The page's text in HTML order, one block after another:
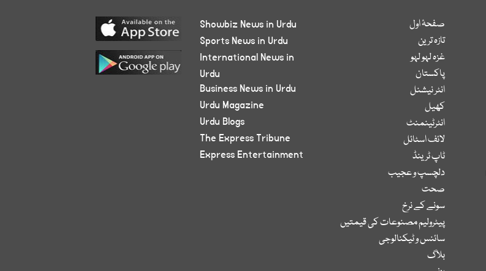
صفحۂ اول
تازہ ترین
غزہ لہو لہو
پاکستان
انٹر نیشنل
کھیل
انٹرٹینمنٹ
لائف اسٹائل
ٹاپ ٹرینڈ
دلچسپ و عجیب
صحت
سونے کے نرخ
پیٹرولیم مصنوعات کی قیمتیں
سائنس و ٹیکنالوجی
بلاگ
Showbiz News in Urdu
Sports News in Urdu
International News in
Urdu
Business News in Urdu
Urdu Magazine
Urdu Blogs
The Express Tribune
Express Entertainment